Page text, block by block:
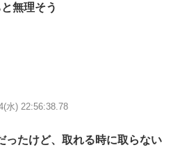
無理そう
水) 22:56:38.78
ったけど、取れる時に取らない